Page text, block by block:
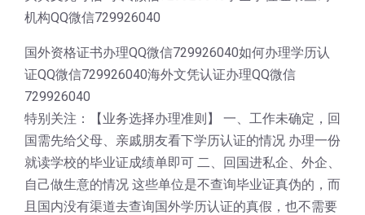
机构QQ微信729926040
国外资格证书办理QQ微信729926040如何办理学历认
证QQ微信729926040海外文凭认证办理QQ微信
729926040
特别关注：【业务选择办理准则】 一、工作未确定，回
国需先给父母、亲戚朋友看下学历认证的情况 办理一份
就读学校的毕业证成绩单即可 二、回国进私企、外企、
自己做生意的情况 这些单位是不查询毕业证真伪的，而
且国内没有渠道去查询国外学历认证的真假，也不需要